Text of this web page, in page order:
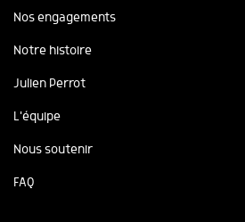
Nos engagements
Notre histoire
Julien Perrot
L'équipe
Nous soutenir
FAQ